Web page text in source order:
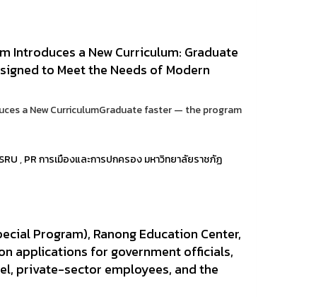
Introduces a New Curriculum: Graduate
to Meet the Needs of Modern
a New CurriculumGraduate faster — the program
,PR การเมืองและการปกครอง มหาวิทยาลัยราชภัฏ
Program), Ranong Education Center,
applications for government officials,
private-sector employees, and the